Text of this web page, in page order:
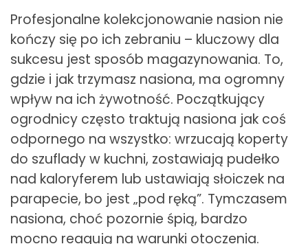
Profesjonalne kolekcjonowanie nasion nie
kończy się po ich zebraniu – kluczowy dla
sukcesu jest sposób magazynowania. To,
gdzie i jak trzymasz nasiona, ma ogromny
wpływ na ich żywotność. Początkujący
ogrodnicy często traktują nasiona jak coś
odpornego na wszystko: wrzucają koperty
do szuflady w kuchni, zostawiają pudełko
nad kaloryferem lub ustawiają słoiczek na
parapecie, bo jest „pod ręką”. Tymczasem
nasiona, choć pozornie śpią, bardzo
mocno reagują na warunki otoczenia.